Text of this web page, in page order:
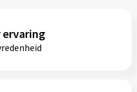
ervaring